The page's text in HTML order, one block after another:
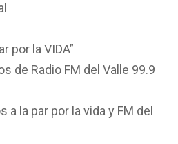
por la VIDA”
de Radio FM del Valle 99.9
a la par por la vida y FM del